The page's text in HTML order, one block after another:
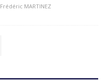
Frédéric MARTINEZ